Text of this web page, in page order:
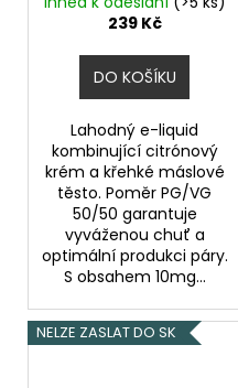
239 Kč
DO KOŠÍKU
Lahodný e-liquid
kombinující citrónový
krém a křehké máslové
těsto. Poměr PG/VG
50/50 garantuje
vyváženou chuť a
optimální produkci páry.
S obsahem 10mg...
NELZE ZASLAT DO SK